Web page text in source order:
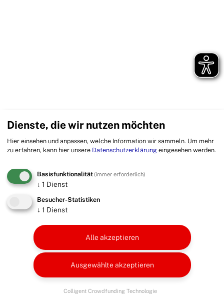
Dienste, die wir nutzen möchten
Hier einsehen und anpassen, welche Information wir sammeln. Um mehr
zu erfahren, kann hier unsere Datenschutzerklärung eingesehen werden.
Basisfunktionalität(immer erforderlich)
↓ 1 Dienst
Besucher-Statistiken
↓ 1 Dienst
Ausgewählte akzeptieren
Alle akzeptieren
Colligent Crowdfunding Technologie